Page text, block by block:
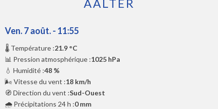
AALTER
Ven. 7 août. - 11:55
🌡️ Température :21.9 °C
📊 Pression atmosphérique :1025 hPa
💧 Humidité :48 %
🌬️ Vitesse du vent :18 km/h
🧭 Direction du vent :Sud-Ouest
🌧️ Précipitations 24 h :0 mm